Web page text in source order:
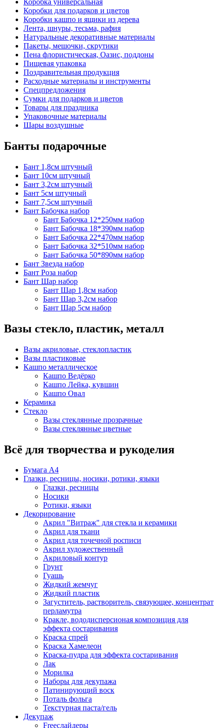
Коробка универсальная
Коробки для подарков и цветов
Коробки кашпо и ящики из дерева
Лента, шнуры, тесьма, рафия
Натуральные декоративные материалы
Пакеты, мешочки, скрутики
Пена флористическая, Оазис, поддоны
Пищевая упаковка
Поздравительная продукция
Расходные материалы и инструменты
Спецпредложения
Сумки для подарков и цветов
Товары для праздника
Упаковочные материалы
Шары воздушные
Банты подарочные
Бант 1,8см штучный
Бант 10см штучный
Бант 3,2см штучный
Бант 5см штучный
Бант 7,5см штучный
Бант Бабочка набор
Бант Бабочка 12*250мм набор
Бант Бабочка 18*390мм набор
Бант Бабочка 22*470мм набор
Бант Бабочка 32*510мм набор
Бант Бабочка 50*890мм набор
Бант Звезда набор
Бант Роза набор
Бант Шар набор
Бант Шар 1,8см набор
Бант Шар 3,2см набор
Бант Шар 5см набор
Вазы стекло, пластик, металл
Вазы акриловые, стеклопластик
Вазы пластиковые
Кашпо металлическое
Кашпо Ведёрко
Кашпо Лейка, кувшин
Кашпо Овал
Керамика
Стекло
Вазы стеклянные прозрачные
Вазы стеклянные цветные
Всё для творчества и рукоделия
Бумага А4
Глазки, ресницы, носики, ротики, языки
Глазки, ресницы
Носики
Ротики, языки
Декорирование
Акрил "Витраж" для стекла и керамики
Акрил для ткани
Акрил для точечной росписи
Акрил художественный
Акриловый контур
Грунт
Гуашь
Жидкий жемчуг
Жидкий пластик
Загуститель, растворитель, связующее, концентрат
перламутра
Кракле, вододисперсионая композиция для
эффекта состаривания
Краска спрей
Краска Хамелеон
Краска-пудра для эффекта состаривания
Лак
Морилка
Наборы для декупажа
Патинирующий воск
Поталь фольга
Текстурная паста/гель
Декупаж
Freeслайдеры